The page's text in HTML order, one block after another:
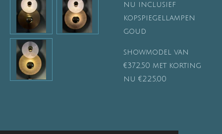
nu inclusief
kopspiegellampen
goud
showmodel van
€372,50 met korting
nu €225,00